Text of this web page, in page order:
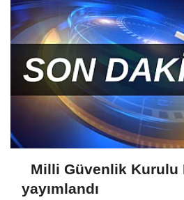
Milli Güvenlik Kurulu
yayımlandı